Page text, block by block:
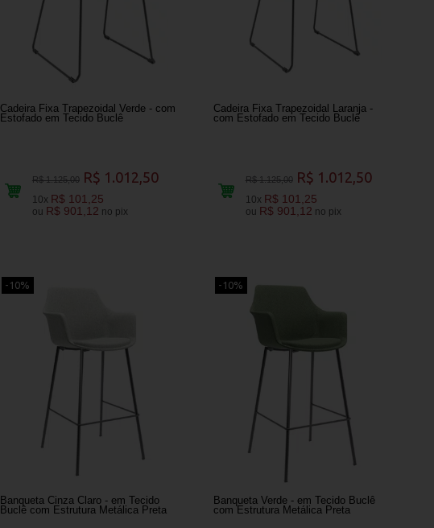
Cadeira Fixa Trapezoidal Verde - com
Estofado em Tecido Buclê
R$ 1.125,00 R$ 1.012,50
10x R$ 101,25
ou R$ 901,12 no pix
Cadeira Fixa Trapezoidal Laranja -
com Estofado em Tecido Buclê
R$ 1.125,00 R$ 1.012,50
10x R$ 101,25
ou R$ 901,12 no pix
-10%
Banqueta Cinza Claro - em Tecido
Buclê com Estrutura Metálica Preta
-10%
Banqueta Verde - em Tecido Buclê
com Estrutura Metálica Preta